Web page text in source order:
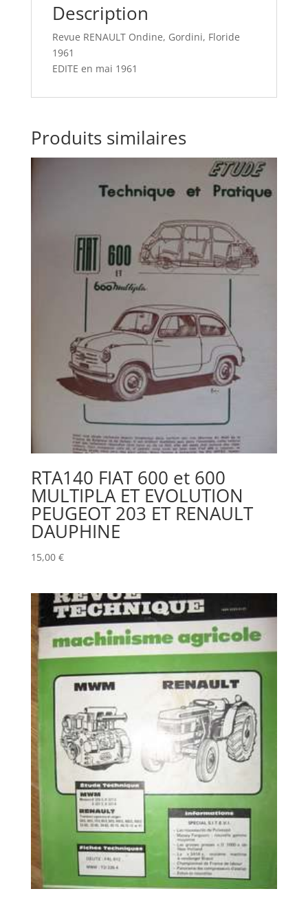
Description
Revue RENAULT Ondine, Gordini, Floride
1961
EDITE en mai 1961
Produits similaires
RTA140 FIAT 600 et 600
MULTIPLA ET EVOLUTION
PEUGEOT 203 ET RENAULT
DAUPHINE
15,00 €